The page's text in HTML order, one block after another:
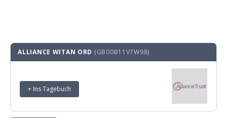
ALLIANCE WITAN ORD (GB00B11V7W98) ·
+ Ins Tagebuch